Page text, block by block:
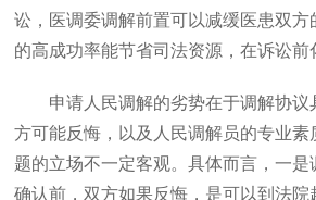
讼，医调委调解前置可以减缓医患双
的高成功率能节省司法资源，在诉讼前
申请人民调解的劣势在于调解协议
方可能反悔，以及人民调解员的专业素
题的立场不一定客观。具体而言，一
确认前，双方如果反悔，是可以到法